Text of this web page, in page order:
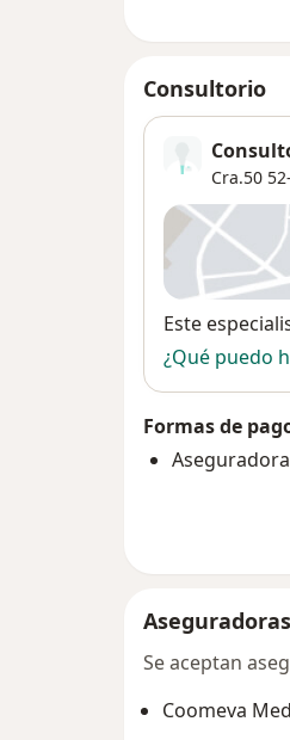
Consultorio
Cra.50
Este
¿Qué puedo
Formas de
Se aceptan
Coomeva